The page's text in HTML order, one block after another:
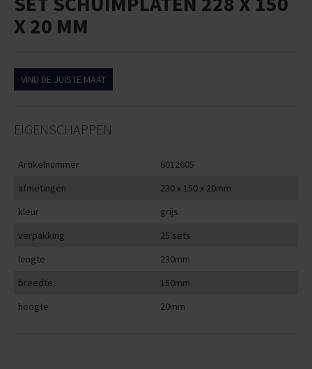
X 20 MM
VIND DE JUISTE MAAT
EIGENSCHAPPEN
Artikelnummer
6012605
afmetingen
230 x 150 x 20mm
kleur
grijs
verpakking
25 sets
lengte
230mm
breedte
150mm
hoogte
20mm